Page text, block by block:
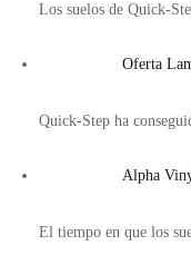
Los suelos de Quick-
Oferta
Quick-Step ha
Alpha
El tiempo en que los